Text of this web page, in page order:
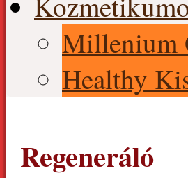
Millenium
Healthy
Regeneráló